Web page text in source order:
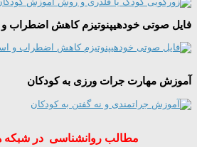
فایل صوتی خودهیپنوتیزم کاهش اضطراب
آموزش مهارت جرات ورزی به کودکان
مطالب روانشناسی در شبکه